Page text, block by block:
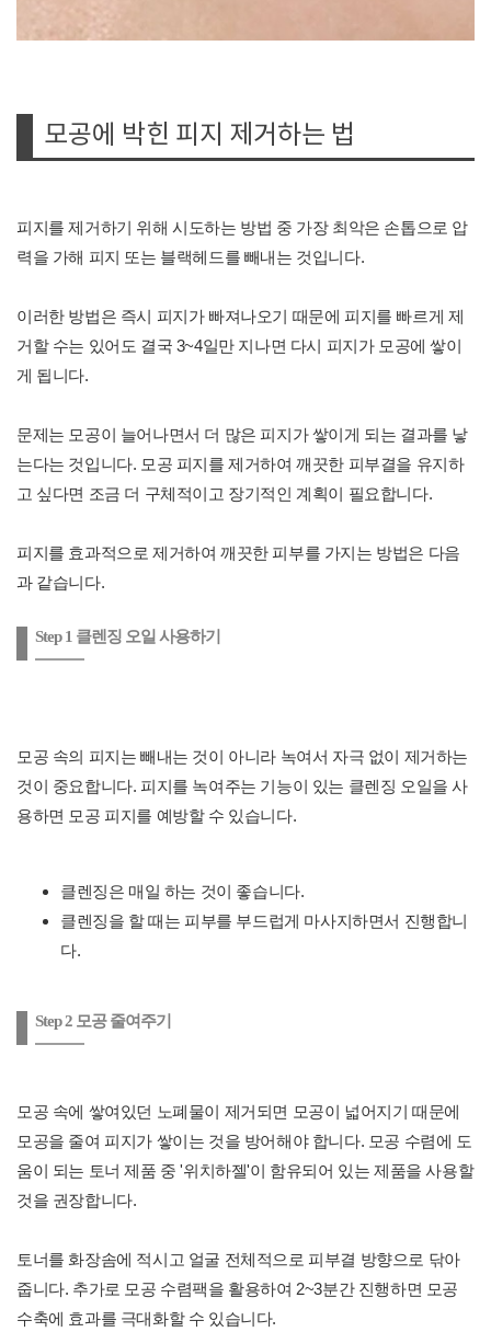
모공에 박힌 피지 제거하는 법
피지를 제거하기 위해 시도하는 방법 중 가장 최악은 손톱으로 압
력을 가해 피지 또는 블랙헤드를 빼내는 것입니다.
이러한 방법은 즉시 피지가 빠져나오기 때문에 피지를 빠르게 제
거할 수는 있어도 결국 3~4일만 지나면 다시 피지가 모공에 쌓이
게 됩니다.
문제는 모공이 늘어나면서 더 많은 피지가 쌓이게 되는 결과를 낳
는다는 것입니다. 모공 피지를 제거하여 깨끗한 피부결을 유지하
고 싶다면 조금 더 구체적이고 장기적인 계획이 필요합니다.
피지를 효과적으로 제거하여 깨끗한 피부를 가지는 방법은 다음
과 같습니다.
Step 1 클렌징 오일 사용하기
모공 속의 피지는 빼내는 것이 아니라 녹여서 자극 없이 제거하는
것이 중요합니다. 피지를 녹여주는 기능이 있는 클렌징 오일을 사
용하면 모공 피지를 예방할 수 있습니다.
클렌징은 매일 하는 것이 좋습니다.
클렌징을 할 때는 피부를 부드럽게 마사지하면서 진행합니
다.
Step 2 모공 줄여주기
모공 속에 쌓여있던 노폐물이 제거되면 모공이 넓어지기 때문에
모공을 줄여 피지가 쌓이는 것을 방어해야 합니다. 모공 수렴에 도
움이 되는 토너 제품 중 '위치하젤'이 함유되어 있는 제품을 사용할
것을 권장합니다.
토너를 화장솜에 적시고 얼굴 전체적으로 피부결 방향으로 닦아
줍니다. 추가로 모공 수렴팩을 활용하여 2~3분간 진행하면 모공
수축에 효과를 극대화할 수 있습니다.